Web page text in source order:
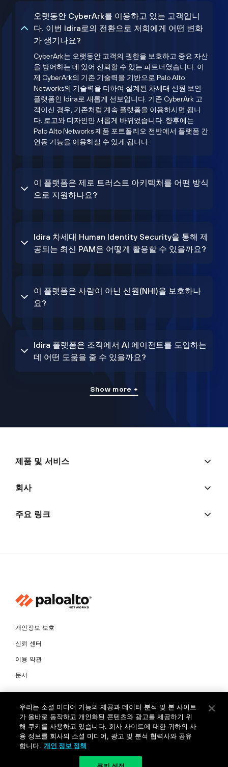
오랫동안 CyberArk를 이용하고 있는 고객입니
다. 이번 Idira로의 전환으로 저희에게 어떤 변화
가 생기나요?
CyberArk는 오랫동안 고객의 권한을 보호하고 중요 자산
을 방어하는 데 있어 신뢰할 수 있는 파트너였습니다. 이
제 CyberArk의 기존 기술력을 기반으로 Palo Alto
Networks의 기술력을 더하여 설계된 차세대 신원 보안
플랫폼인 Idira로 새롭게 선보입니다. 기존 CyberArk 고
객이신 경우, 기존처럼 계속 플랫폼을 이용하시면 됩니
다. 로고와 디자인만 새롭게 바뀌었습니다. 향후에는
Palo Alto Networks 제품 포트폴리오 전반에서 플랫폼 간
연동 기능을 이용하실 수 있게 됩니다.
이 플랫폼은 제로 트러스트 아키텍처를 어떤 방식
으로 지원하나요?
Idira 차세대 Human Identity Security을 통해 제
공되는 최신 PAM은 어떻게 활용할 수 있을까요?
이 플랫폼은 사람이 아닌 신원(NHI)을 보호하나
요?
Idira 플랫폼은 조직에서 AI 에이전트를 도입하는
데 어떤 도움을 줄 수 있을까요?
Show more +
제품 및 서비스
회사
주요 링크
개인정보 보호
신뢰 센터
이용 약관
문서
Networks Korea, Ltd. All rights reserved. 여러 가지 상표에 대한
소유권은 각 소유자에게 있습니다. 사업자 등록번호: 120-87-72963.
대표자 : 제프리찰스트루 서울특별시 서초구 서초대로74길 4, 1층 (삼성
생명 서초타워) TEL: +82-2-568-4353
우리는 소셜 미디어 기능의 제공과 데이터 분석 및 본 사이트
가 올바로 동작하고 개인화된 콘텐츠와 광고를 제공하기 위
해 쿠키를 사용하고 있습니다. 회사 사이트에 대한 귀하의 사
용 정보를 회사의 소셜 미디어, 광고 및 분석 협력사와 공유
합니다. 개인 정보 정책